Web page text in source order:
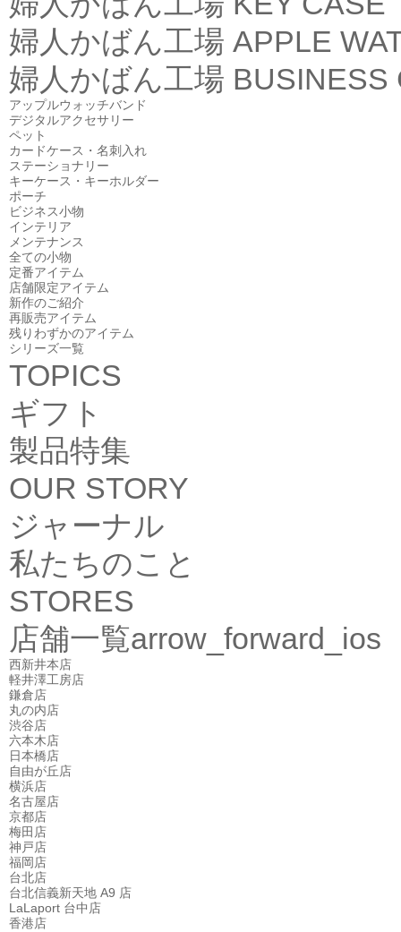
婦人かばん工場 APPLE
婦人かばん工場 BUSINESS
アップルウォッチバンド
デジタルアクセサリー
ペット
カードケース・名刺入れ
ステーショナリー
キーケース・キーホルダー
ポーチ
ビジネス小物
インテリア
メンテナンス
全ての小物
定番アイテム
店舗限定アイテム
新作のご紹介
再販売アイテム
残りわずかのアイテム
シリーズ一覧
TOPICS
ギフト
製品特集
OUR STORY
ジャーナル
私たちのこと
STORES
店舗一覧arrow_forward_ios
西新井本店
軽井澤工房店
鎌倉店
丸の内店
渋谷店
六本木店
日本橋店
自由が丘店
横浜店
名古屋店
京都店
梅田店
神戸店
福岡店
台北店
台北信義新天地 A9 店
LaLaport 台中店
香港店